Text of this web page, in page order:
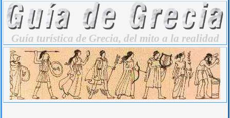
Guía turística de Grecia, del mito a la realidad